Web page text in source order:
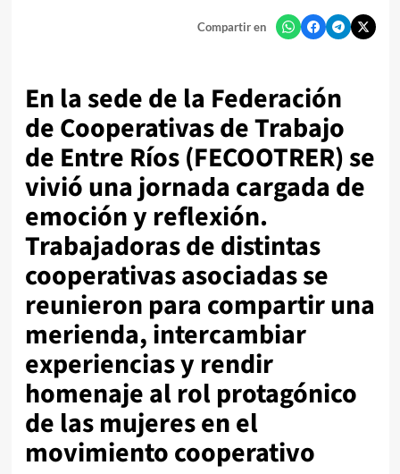
Compartir en
En la sede de la Federación
de Cooperativas de Trabajo
de Entre Ríos (FECOOTRER) se
vivió una jornada cargada de
emoción y reflexión.
Trabajadoras de distintas
cooperativas asociadas se
reunieron para compartir una
merienda, intercambiar
experiencias y rendir
homenaje al rol protagónico
de las mujeres en el
movimiento cooperativo